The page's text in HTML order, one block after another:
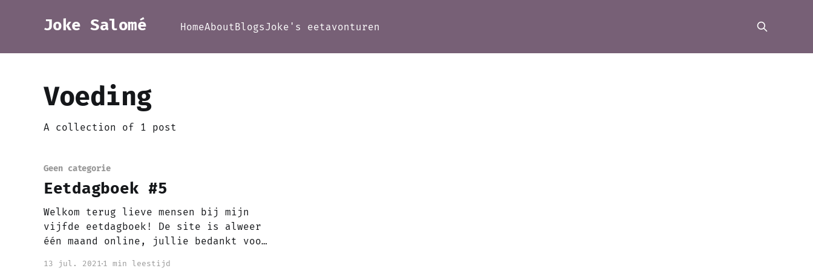
Joke Salomé HomeAboutBlogsJoke's eetavonturen
Voeding
A collection of 1 post
Geen categorie
Eetdagboek #5
Welkom terug lieve mensen bij mijn
vijfde eetdagboek! De site is alweer
één maand online, jullie bedankt voor
13 jul. 2021 1 min leestijd